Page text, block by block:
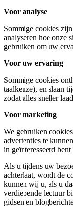
Voor analyse
Sommige cookies
analyseren hoe onze
gebruiken om uw
Voor uw ervaring
Sommige cookies
taalkeuze), en slaan
zodat alles sneller
Voor marketing
We gebruiken
advertenties te
in geïnteresseerd
Als u tijdens uw
achterlaat, wordt de
kunnen wij u, als u
verdiepende lectuur
gidsen en